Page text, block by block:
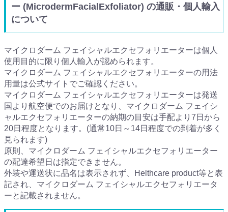
ー (MicrodermFacialExfoliator) の通販・個人輸入
について
マイクロダーム フェイシャルエクセフォリエーターは個人
使用目的に限り個人輸入が認められます。
マイクロダーム フェイシャルエクセフォリエーターの用法
用量は公式サイトでご確認ください。
マイクロダーム フェイシャルエクセフォリエーターは発送
国より航空便でのお届けとなり、マイクロダーム フェイシ
ャルエクセフォリエーターの納期の目安は手配より7日から
20日程度となります。(通常10日～14日程度での到着が多く
見られます)
原則、マイクロダーム フェイシャルエクセフォリエーター
の配達希望日は指定できません。
外装や運送状に品名は表示されず、Helthcare product等と表
記され、マイクロダーム フェイシャルエクセフォリエータ
ーと記載されません。